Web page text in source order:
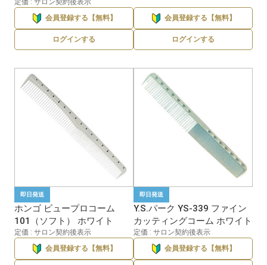
定価 : サロン契約後表示
会員登録する【無料】
ログインする
会員登録する【無料】
ログインする
即日発送
ホンゴ ビュープロコーム
101（ソフト） ホワイト
定価 : サロン契約後表示
会員登録する【無料】
即日発送
Y.S.パーク YS-339 ファイン
カッティングコーム ホワイト
定価 : サロン契約後表示
会員登録する【無料】